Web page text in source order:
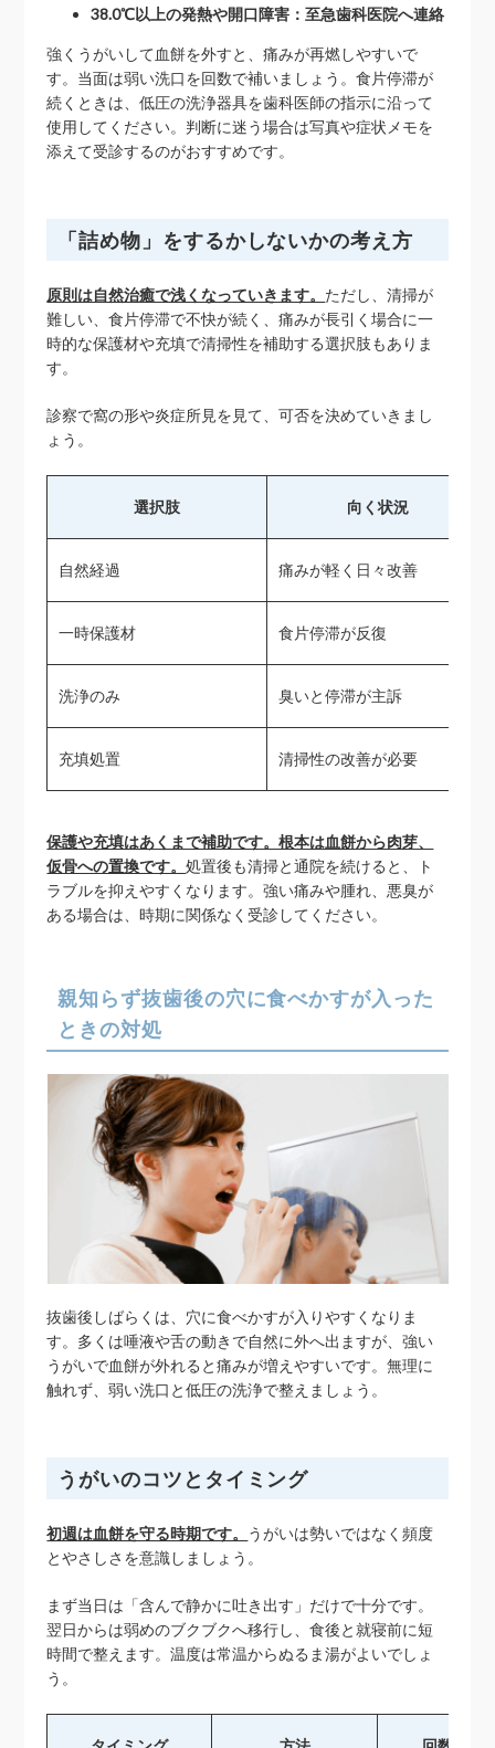
38.0℃以上の発熱や開口障害：至急歯科医院へ連絡
強くうがいして血餅を外すと、痛みが再燃しやすいで
す。当面は弱い洗口を回数で補いましょう。食片停滞が
続くときは、低圧の洗浄器具を歯科医師の指示に沿って
使用してください。判断に迷う場合は写真や症状メモを
添えて受診するのがおすすめです。
「詰め物」をするかしないかの考え方
原則は自然治癒で浅くなっていきます。 ただし、清掃が
難しい、食片停滞で不快が続く、痛みが長引く場合に一
時的な保護材や充填で清掃性を補助する選択肢もありま
す。
診察で窩の形や炎症所見を見て、可否を決めていきまし
ょう。
選択肢 向く状況
自然経過 痛みが軽く日々改善
一時保護材 食片停滞が反復
洗浄のみ 臭いと停滞が主訴
充填処置 清掃性の改善が必要
保護や充填はあくまで補助です。根本は血餅から肉芽、
仮骨への置換です。処置後も清掃と通院を続けると、ト
ラブルを抑えやすくなります。強い痛みや腫れ、悪臭が
ある場合は、時期に関係なく受診してください。
親知らず抜歯後の穴に食べかすが入った
ときの対処
抜歯後しばらくは、穴に食べかすが入りやすくなりま
す。多くは唾液や舌の動きで自然に外へ出ますが、強い
うがいで血餅が外れると痛みが増えやすいです。無理に
触れず、弱い洗口と低圧の洗浄で整えましょう。
うがいのコツとタイミング
初週は血餅を守る時期です。 うがいは勢いではなく頻度
とやさしさを意識しましょう。
まず当日は「含んで静かに吐き出す」だけで十分です。
翌日からは弱めのブクブクへ移行し、食後と就寝前に短
時間で整えます。温度は常温からぬるま湯がよいでしょ
う。